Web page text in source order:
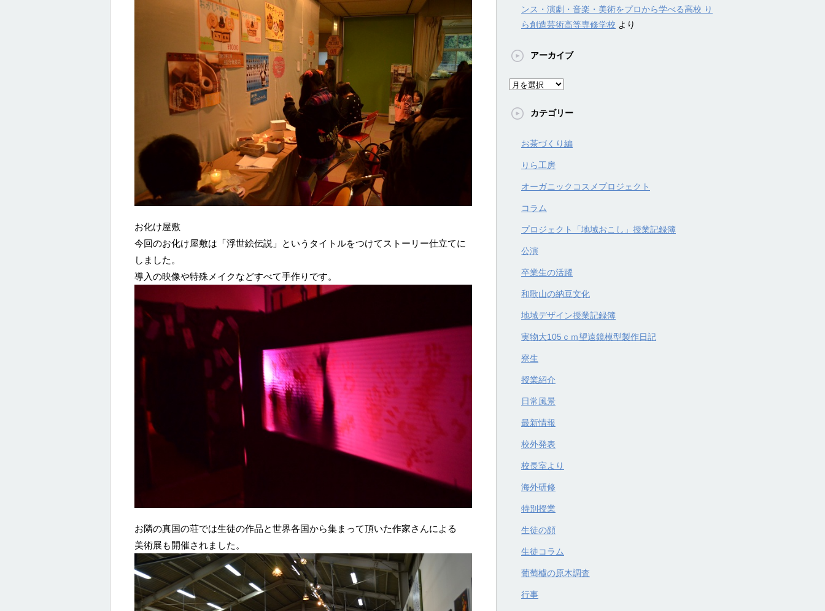
お化け屋敷
今回のお化け屋敷は「浮世絵伝説」というタイトルをつけてストーリー仕立てに
しました。
導入の映像や特殊メイクなどすべて手作りです。
お隣の真国の荘では生徒の作品と世界各国から集まって頂いた作家さんによる
美術展も開催されました。
ンス・演劇・音楽・美術をプロから学べる高校 り
ら創造芸術高等専修学校 より
アーカイブ
ア
カ
カテゴリー
お茶づくり編
りら工房
オーガニックコスメプロジェクト
コラム
プロジェクト「地域おこし」授業記録簿
公演
卒業生の活躍
和歌山の納豆文化
地域デザイン授業記録簿
実物大105ｃｍ望遠鏡模型製作日記
寮生
授業紹介
日常風景
最新情報
校外発表
校長室より
海外研修
特別授業
生徒の顔
生徒コラム
葡萄櫨の原木調査
行事